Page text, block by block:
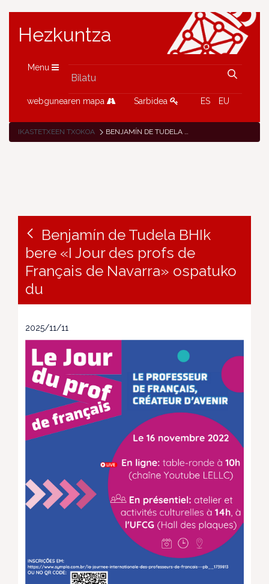
Hezkuntza
Menu
webgunearen mapa Sarbidea ES EU
IKASTETXEEN TXOKOA BENJAMÍN DE TUDELA BHIK BERE «I JOUR DES PROFS DE FRANÇAIS DE NAVARRA» OSPATUKO DU
Benjamín de Tudela BHIk
bere «I Jour des profs de
Français de Navarra» ospatuko
du
2025/11/11